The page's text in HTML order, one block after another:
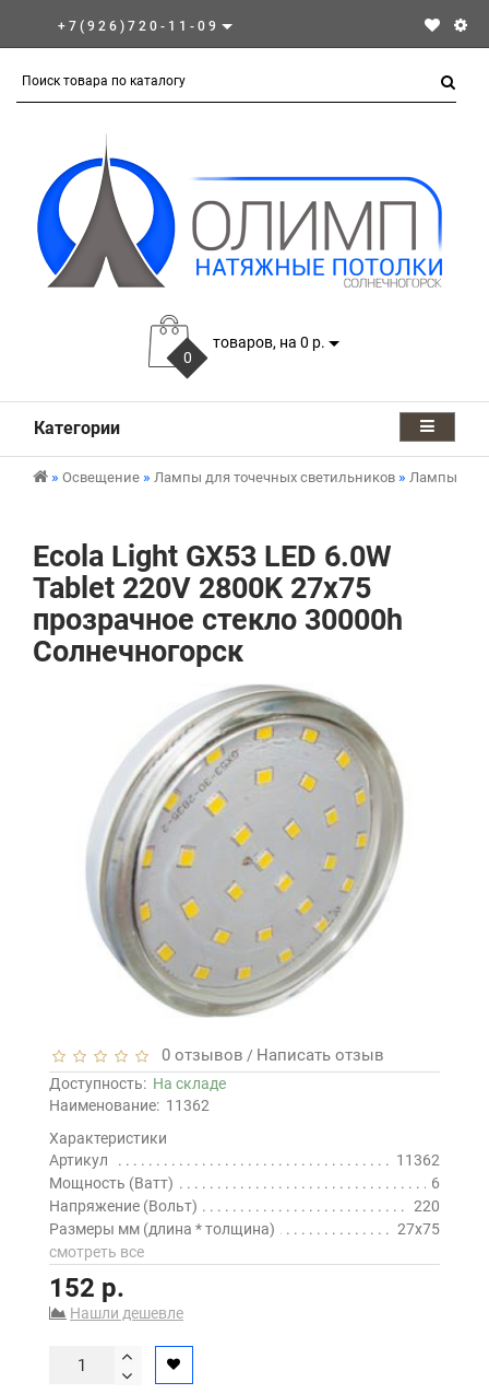
+7(926)720-11-09
0
товаров, на 0 р.
Категории
Освещение Лампы для точечных светильников Лампы
Ecola Light GX53 LED 6.0W
Tablet 220V 2800K 27x75
прозрачное стекло 30000h
Солнечногорск
0 отзывов / Написать отзыв
Доступность: На складе
Наименование: 11362
Характеристики
Артикул
11362
Мощность (Ватт)
6
Напряжение (Вольт)
220
Размеры мм (длина * толщина)
27х75
смотреть все
152 р.
Нашли дешевле